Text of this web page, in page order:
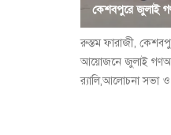
কেশবপুরে জুলাই
রুস্তম ফারাজী,
আয়োজনে জুলাই
র‍্যালি,আলোচনা সভা ও